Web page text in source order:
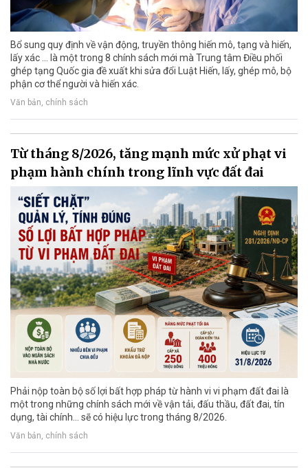
Bổ sung quy định về vận động, truyền thông hiến mô, tạng và hiến,
lấy xác ... là một trong 8 chính sách mới mà Trung tâm Điều phối
ghép tạng Quốc gia đề xuất khi sửa đổi Luật Hiến, lấy, ghép mô, bộ
phận cơ thể người và hiến xác.
Văn bản, chính sách
Từ tháng 8/2026, tăng mạnh mức xử phạt vi
phạm hành chính trong lĩnh vực đất đai
Phải nộp toàn bộ số lợi bất hợp pháp từ hành vi vi phạm đất đai là
một trong những chính sách mới về vận tải, đấu thầu, đất đai, tín
dụng, tài chính... sẽ có hiệu lực trong tháng 8/2026.
Văn bản, chính sách